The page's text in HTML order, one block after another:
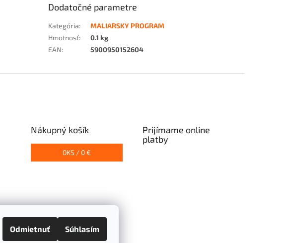
Odmietnuť Súhlasím
Dodatočné parametre
Kategória:
MALIARSKY PROGRAM
Hmotnosť:
0.1 kg
EAN: 5900950152604
Nákupný košík
0KS / 0 €
Prijímame online
platby